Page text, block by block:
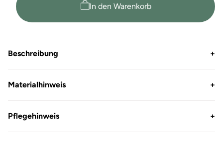
In den Warenkorb
Beschreibung +
Materialhinweis +
Pflegehinweis +